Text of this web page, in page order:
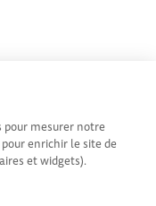
pour mesurer notre
enrichir le site de
et widgets).